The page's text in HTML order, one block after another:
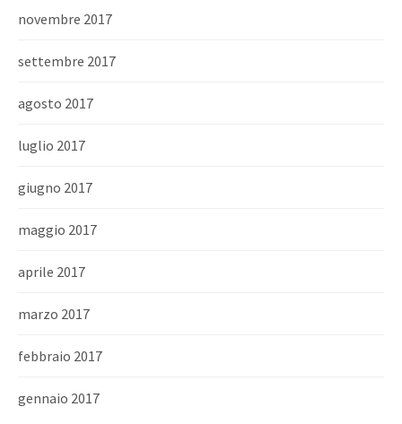
novembre 2017
settembre 2017
agosto 2017
luglio 2017
giugno 2017
maggio 2017
aprile 2017
marzo 2017
febbraio 2017
gennaio 2017